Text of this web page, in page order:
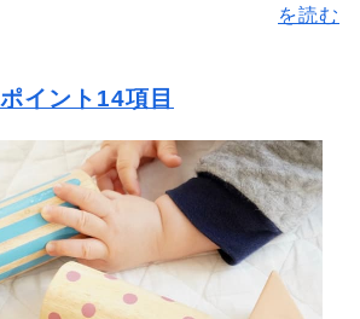
を読む
イント14項目